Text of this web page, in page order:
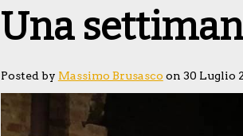
Una
Posted by Massimo Brusasco on 30 Luglio